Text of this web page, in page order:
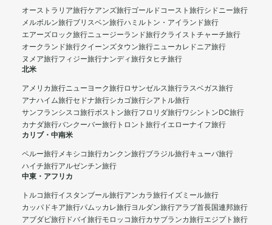
オーストラリア旅行ケアンズ旅行ゴールドコースト旅行シドニー旅行
メルボルン旅行ブリスベン旅行ハミルトン・アイランド旅行
エアーズロック旅行ニュージーランド旅行クライストチャーチ旅行
オークランド旅行クイーンズタウン旅行ニューカレドニア旅行
ヌメア旅行フィジー旅行ナンディ旅行タヒチ旅行
北米
アメリカ旅行ニューヨーク旅行ロサンゼルス旅行ラスベガス旅行
アナハイム旅行セドナ旅行シカゴ旅行シアトル旅行
サンフランシスコ旅行ボストン旅行フロリダ旅行ワシントンDC旅行
カナダ旅行バンクーバー旅行 トロント旅行イエローナイフ旅行
カリブ・中南米
ペルー旅行メキシコ旅行カンクン旅行ブラジル旅行キューバ旅行
ハイチ旅行アルゼンチン旅行
中東・アフリカ
トルコ旅行イスタンブール旅行アンカラ旅行イズミール旅行
カッパドキア旅行パムッカレ旅行ヨルダン旅行アラブ首長国連邦旅行
アブダビ旅行 ドバイ旅行モロッコ旅行カサブランカ旅行エジプト旅行